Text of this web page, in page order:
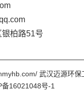
柏路51号
武汉迈源环保
备16021048号-1